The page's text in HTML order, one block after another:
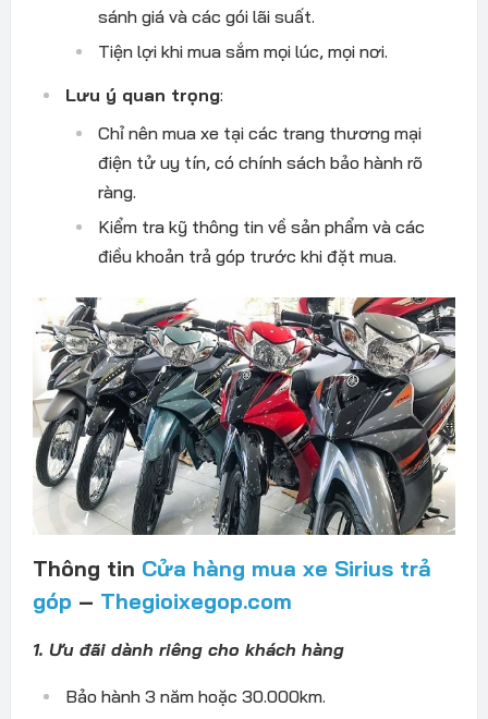
sánh giá và các gói lãi suất.
Tiện lợi khi mua sắm mọi lúc, mọi nơi.
Lưu ý quan trọng:
Chỉ nên mua xe tại các trang thương mại
điện tử uy tín, có chính sách bảo hành rõ
ràng.
Kiểm tra kỹ thông tin về sản phẩm và các
điều khoản trả góp trước khi đặt mua.
Thông tin Cửa hàng mua xe Sirius trả
góp – Thegioixegop.com
1. Ưu đãi dành riêng cho khách hàng
Bảo hành 3 năm hoặc 30.000km.